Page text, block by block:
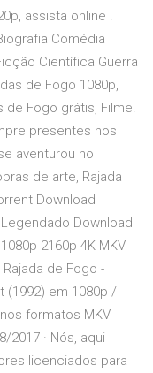
assista online .
Comédia
Científica Guerra
de Fogo 1080p,
de Fogo grátis, Filme.
presentes nos
aventurou no
de arte, Rajada
Download
Download
2160p 4K MKV
Rajada de Fogo -
(1992) em 1080p /
formatos MKV
2017 · Nós, aqui
licenciados para